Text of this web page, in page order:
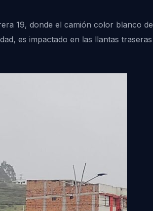
19, donde el camión color blanco de
es impactado en las llantas traseras